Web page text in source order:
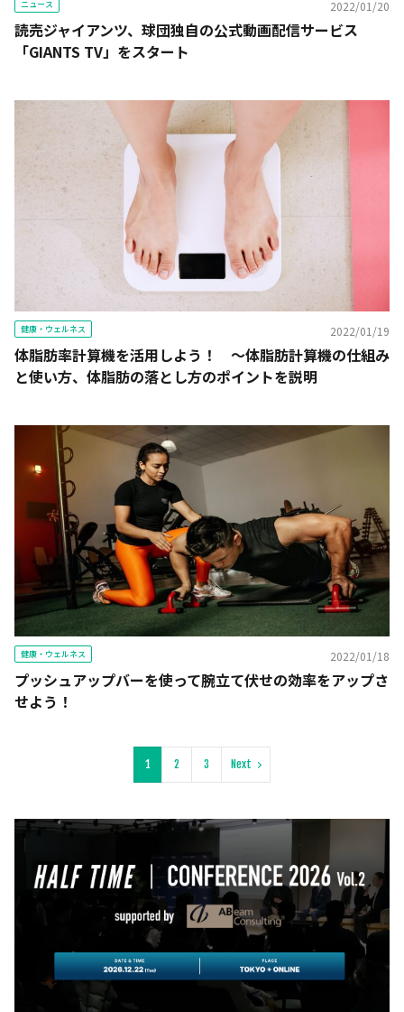
ニュース 2022/01/20
読売ジャイアンツ、球団独自の公式動画配信サービス
「GIANTS TV」をスタート
健康・ウェルネス 2022/01/19
体脂肪率計算機を活用しよう！ ～体脂肪計算機の仕組み
と使い方、体脂肪の落とし方のポイントを説明
健康・ウェルネス 2022/01/18
プッシュアップバーを使って腕立て伏せの効率をアップさ
せよう！
1 2 3 Next